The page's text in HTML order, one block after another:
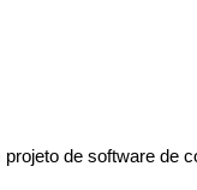
projeto de software de